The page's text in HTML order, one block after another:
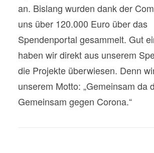
an. Bislang wurden dank der
uns über 120.000 Euro über das
Spendenportal gesammelt. Gut
haben wir direkt aus unserem
die Projekte überwiesen. Denn
unserem Motto: „Gemeinsam da
Gemeinsam gegen Corona.“